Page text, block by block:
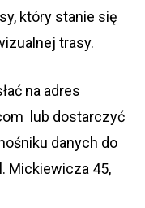
który stanie się
trasy.
na adres
lub dostarczyć
danych do
Mickiewicza 45,